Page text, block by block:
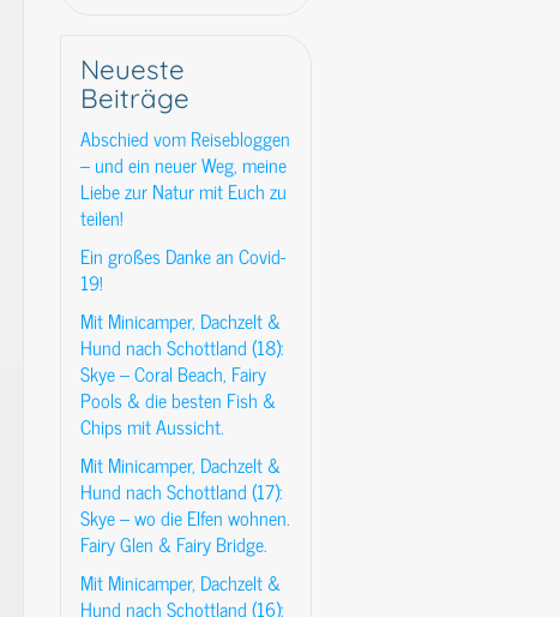
Neueste
Beiträge
Abschied vom Reisebloggen
– und ein neuer Weg, meine
Liebe zur Natur mit Euch zu
teilen!
Ein großes Danke an Covid-
19!
Mit Minicamper, Dachzelt &
Hund nach Schottland (18):
Skye – Coral Beach, Fairy
Pools & die besten Fish &
Chips mit Aussicht.
Mit Minicamper, Dachzelt &
Hund nach Schottland (17):
Skye – wo die Elfen wohnen.
Fairy Glen & Fairy Bridge.
Mit Minicamper, Dachzelt &
Hund nach Schottland (16):